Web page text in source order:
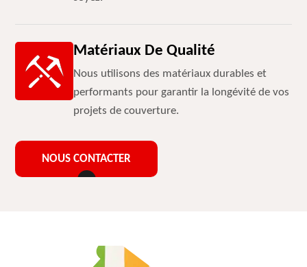
Matériaux De Qualité
Nous utilisons des matériaux durables et
performants pour garantir la longévité de vos
projets de couverture.
NOUS CONTACTER